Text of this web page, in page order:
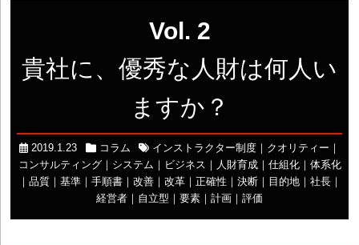
Vol. 2
貴社に、優秀な人財は何人い
ますか？
2019.1.23 コラム インストラクター制度 ｜ クオリティー ｜
コンサルティング｜ システム ｜ ビジネス ｜ 人財育成｜ 仕組化｜ 体系化
｜ 品質｜ 基準｜ 手順書｜ 改善｜ 改革｜ 正確性 ｜ 決断｜ 目的地｜ 社長｜
経営者 ｜ 自立型 ｜ 要素 ｜ 計画 ｜ 評価